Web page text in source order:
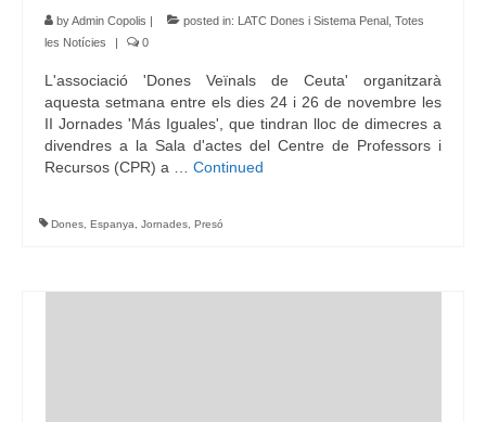
byAdmin Copolis posted in: LATC Dones i Sistema Penal
Totes
les Notícies
0
L'associació 'Dones Veïnals de Ceuta' organitzarà
aquesta setmana entre els dies 24 i 26 de novembre les
II Jornades 'Más Iguales', que tindran lloc de dimecres a
divendres a la Sala d'actes del Centre de Professors i
Recursos (CPR) a … Continued
Dones, Espanya, Jornades, Presó